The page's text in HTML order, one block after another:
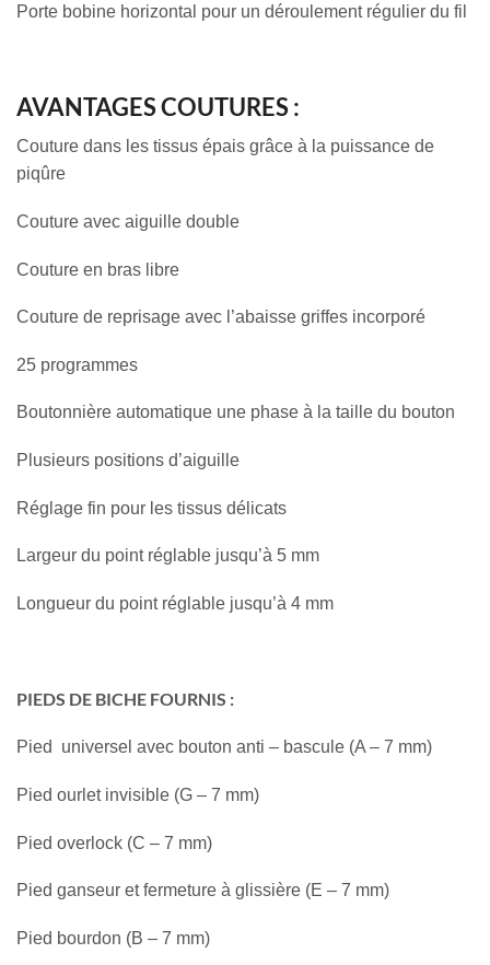
Porte bobine horizontal pour un déroulement régulier du fil
AVANTAGES COUTURES :
Couture dans les tissus épais grâce à la puissance de
piqûre
Couture avec aiguille double
Couture en bras libre
Couture de reprisage avec l’abaisse griffes incorporé
25 programmes
Boutonnière automatique une phase à la taille du bouton
Plusieurs positions d’aiguille
Réglage fin pour les tissus délicats
Largeur du point réglable jusqu’à 5 mm
Longueur du point réglable jusqu’à 4 mm
PIEDS DE BICHE FOURNIS :
Pied universel avec bouton anti – bascule (A – 7 mm)
Pied ourlet invisible (G – 7 mm)
Pied overlock (C – 7 mm)
Pied ganseur et fermeture à glissière (E – 7 mm)
Pied bourdon (B – 7 mm)